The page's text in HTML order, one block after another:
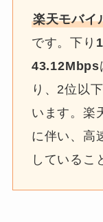
楽天モバイ
です。下り
43.12Mbps
り、2位以
います。楽
に伴い、高
しているこ